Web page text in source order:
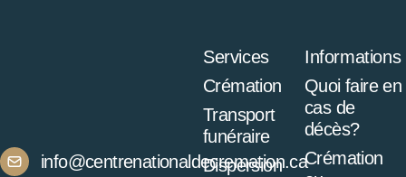
info@centrenationaldecremation.ca
Services
Crémation
Transport
funéraire
Dispersion
Informations
Quoi faire en
cas de
décès?
Crémation